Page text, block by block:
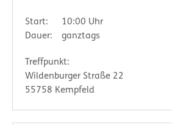
Start:
10:00 Uhr
Dauer:
ganztags
Treffpunkt:
Wildenburger Straße 22
55758 Kempfeld